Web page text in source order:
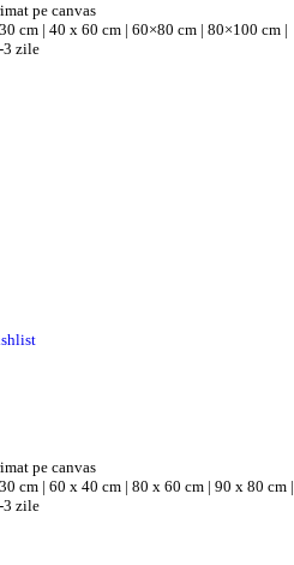
pe canvas
cm | 40 x 60 cm | 60×80 cm | 80×100 cm |
3 zile
pe canvas
cm | 60 x 40 cm | 80 x 60 cm | 90 x 80 cm |
3 zile